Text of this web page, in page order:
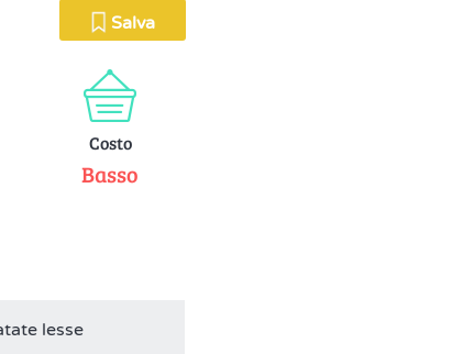
Salva
Costo
Basso
lesse